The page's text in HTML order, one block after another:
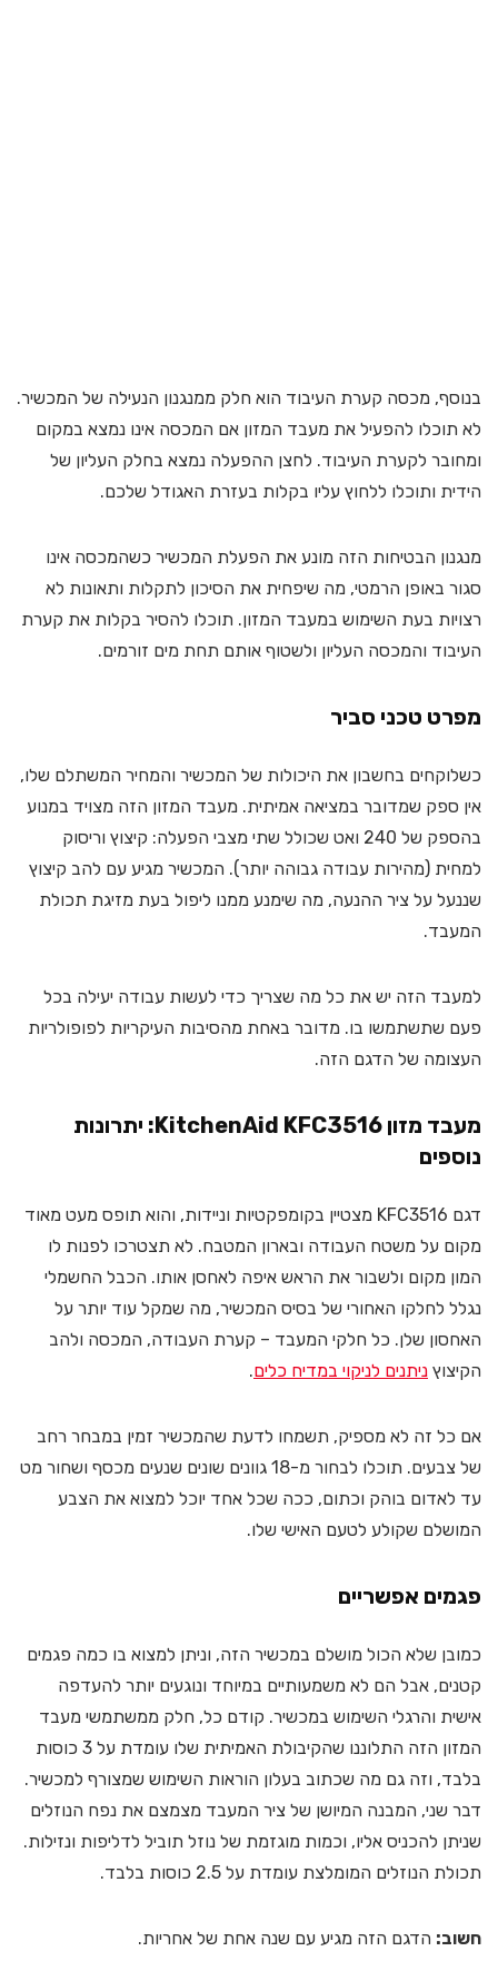
בנוסף, מכסה קערת העיבוד הוא חלק ממנגנון הנעילה של המכשיר.
לא תוכלו להפעיל את מעבד המזון אם המכסה אינו נמצא במקום
ומחובר לקערת העיבוד. לחצן ההפעלה נמצא בחלק העליון של
הידית ותוכלו ללחוץ עליו בקלות בעזרת האגודל שלכם.
מנגנון הבטיחות הזה מונע את הפעלת המכשיר כשהמכסה אינו
סגור באופן הרמטי, מה שיפחית את הסיכון לתקלות ותאונות לא
רצויות בעת השימוש במעבד המזון. תוכלו להסיר בקלות את קערת
העיבוד והמכסה העליון ולשטוף אותם תחת מים זורמים.
מפרט טכני סביר
כשלוקחים בחשבון את היכולות של המכשיר והמחיר המשתלם שלו,
אין ספק שמדובר במציאה אמיתית. מעבד המזון הזה מצויד במנוע
בהספק של 240 ואט שכולל שתי מצבי הפעלה: קיצוץ וריסוק
למחית (מהירות עבודה גבוהה יותר). המכשיר מגיע עם להב קיצוץ
שננעל על ציר ההנעה, מה שימנע ממנו ליפול בעת מזיגת תכולת
המעבד.
למעבד הזה יש את כל מה שצריך כדי לעשות עבודה יעילה בכל
פעם שתשתמשו בו. מדובר באחת מהסיבות העיקריות לפופולריות
העצומה של הדגם הזה.
מעבד מזון KitchenAid KFC3516: יתרונות
נוספים
דגם KFC3516 מצטיין בקומפקטיות וניידות, והוא תופס מעט מאוד
מקום על משטח העבודה ובארון המטבח. לא תצטרכו לפנות לו
המון מקום ולשבור את הראש איפה לאחסן אותו. הכבל החשמלי
נגלל לחלקו האחורי של בסיס המכשיר, מה שמקל עוד יותר על
האחסון שלן. כל חלקי המעבד – קערת העבודה, המכסה ולהב
הקיצוץ ניתנים לניקוי במדיח כלים.
אם כל זה לא מספיק, תשמחו לדעת שהמכשיר זמין במבחר רחב
של צבעים. תוכלו לבחור מ-18 גוונים שונים שנעים מכסף ושחור מט
עד לאדום בוהק וכתום, ככה שכל אחד יוכל למצוא את הצבע
המושלם שקולע לטעם האישי שלו.
פגמים אפשריים
כמובן שלא הכול מושלם במכשיר הזה, וניתן למצוא בו כמה פגמים
קטנים, אבל הם לא משמעותיים במיוחד ונוגעים יותר להעדפה
אישית והרגלי השימוש במכשיר. קודם כל, חלק ממשתמשי מעבד
המזון הזה התלוננו שהקיבולת האמיתית שלו עומדת על 3 כוסות
בלבד, וזה גם מה שכתוב בעלון הוראות השימוש שמצורף למכשיר.
דבר שני, המבנה המיושן של ציר המעבד מצמצם את נפח הנוזלים
שניתן להכניס אליו, וכמות מוגזמת של נוזל תוביל לדליפות ונזילות.
תכולת הנוזלים המומלצת עומדת על 2.5 כוסות בלבד.
חשוב: הדגם הזה מגיע עם שנה אחת של אחריות.